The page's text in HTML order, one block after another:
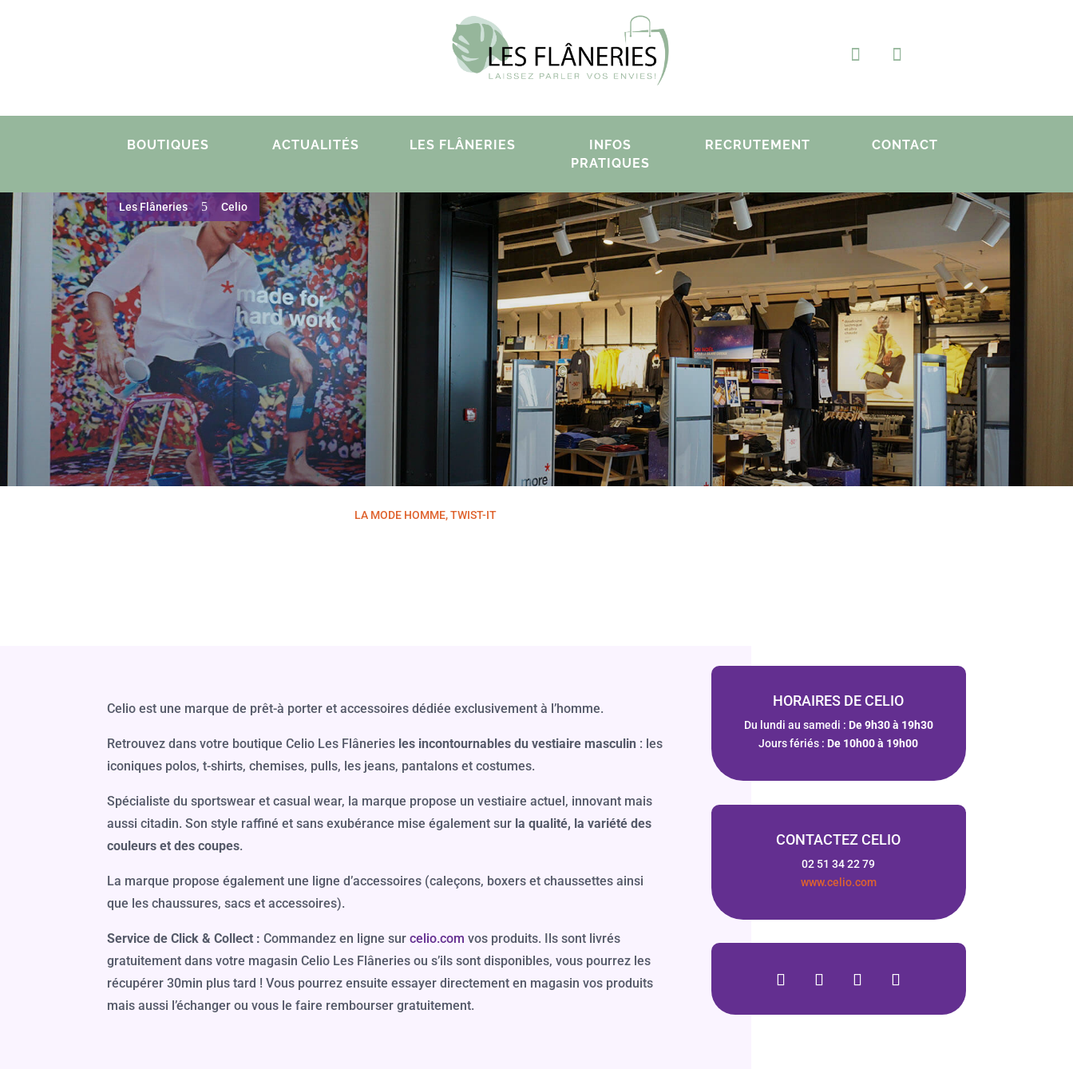
BOUTIQUES ACTUALITÉS LES FLÂNERIES
INFOS
PRATIQUES
RECRUTEMENT CONTACT
Les Flâneries 5 Celio
LA MODE HOMME, TWIST-IT
Celio est une marque de prêt-à porter et accessoires dédiée exclusivement à l’homme.
Retrouvez dans votre boutique Celio Les Flâneries les incontournables du vestiaire masculin : les
iconiques polos, t-shirts, chemises, pulls, les jeans, pantalons et costumes.
Spécialiste du sportswear et casual wear, la marque propose un vestiaire actuel, innovant mais
aussi citadin. Son style raffiné et sans exubérance mise également sur la qualité, la variété des
couleurs et des coupes.
La marque propose également une ligne d’accessoires (caleçons, boxers et chaussettes ainsi
que les chaussures, sacs et accessoires).
Service de Click & Collect : Commandez en ligne surcelio.com vos produits. Ils sont livrés
gratuitement dans votre magasin Celio Les Flâneries ou s’ils sont disponibles, vous pourrez les
récupérer 30min plus tard ! Vous pourrez ensuite essayer directement en magasin vos produits
mais aussi l’échanger ou vous le faire rembourser gratuitement.
HORAIRES DE CELIO
Du lundi au samedi : De 9h30 à 19h30
Jours fériés : De 10h00 à 19h00
CONTACTEZ CELIO
02 51 34 22 79
www.celio.com